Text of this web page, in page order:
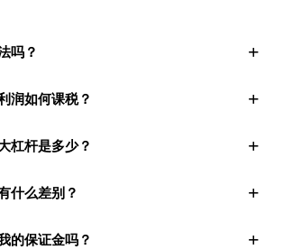
吗？ +
润如何课税？ +
杠杆是多少？ +
什么差别？ +
的保证金吗？ +